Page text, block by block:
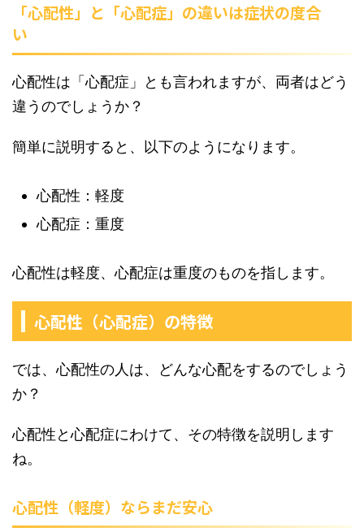
「心配性」と「心配症」の違いは症状の度合
い
心配性は「心配症」とも言われますが、両者はどう
違うのでしょうか？
簡単に説明すると、以下のようになります。
心配性：軽度
心配症：重度
心配性は軽度、心配症は重度のものを指します。
心配性（心配症）の特徴
では、心配性の人は、どんな心配をするのでしょう
か？
心配性と心配症にわけて、その特徴を説明します
ね。
心配性（軽度）ならまだ安心